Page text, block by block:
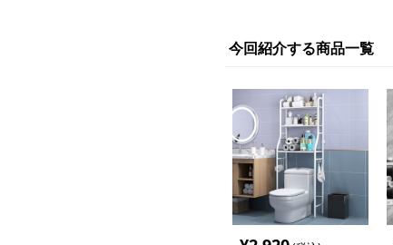
今回紹介する商品一覧